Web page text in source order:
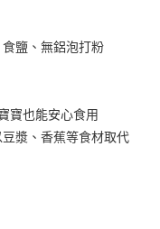
鹽、無鋁泡打粉
寶也能安心食用
漿、香蕉等食材取代